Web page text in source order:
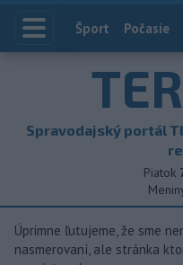
Index
Šport Počasie
Spravodajský portál
Piatok
Úprimne ľutujeme, že sme
nasmerovaní, ale stránka